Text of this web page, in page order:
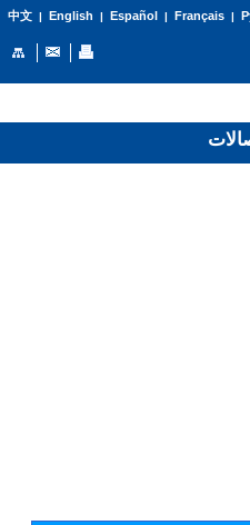
中文| English | Español | Français|